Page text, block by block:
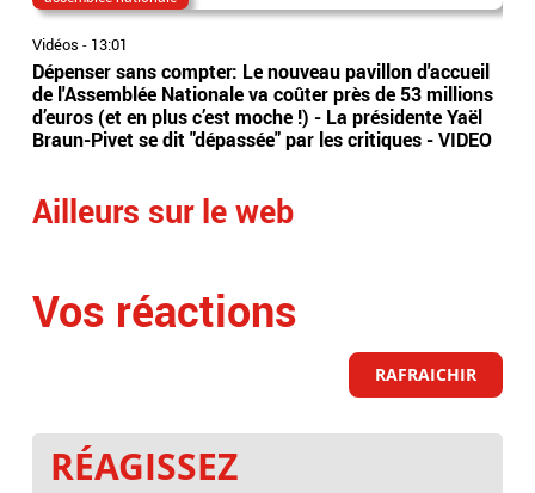
Vidéos - 13:01
Dépenser sans compter: Le nouveau pavillon d'accueil
de l'Assemblée Nationale va coûter près de 53 millions
d’euros (et en plus c’est moche !) - La présidente Yaël
Braun-Pivet se dit "dépassée" par les critiques - VIDEO
Ailleurs sur le web
Vos réactions
RAFRAICHIR
RÉAGISSEZ